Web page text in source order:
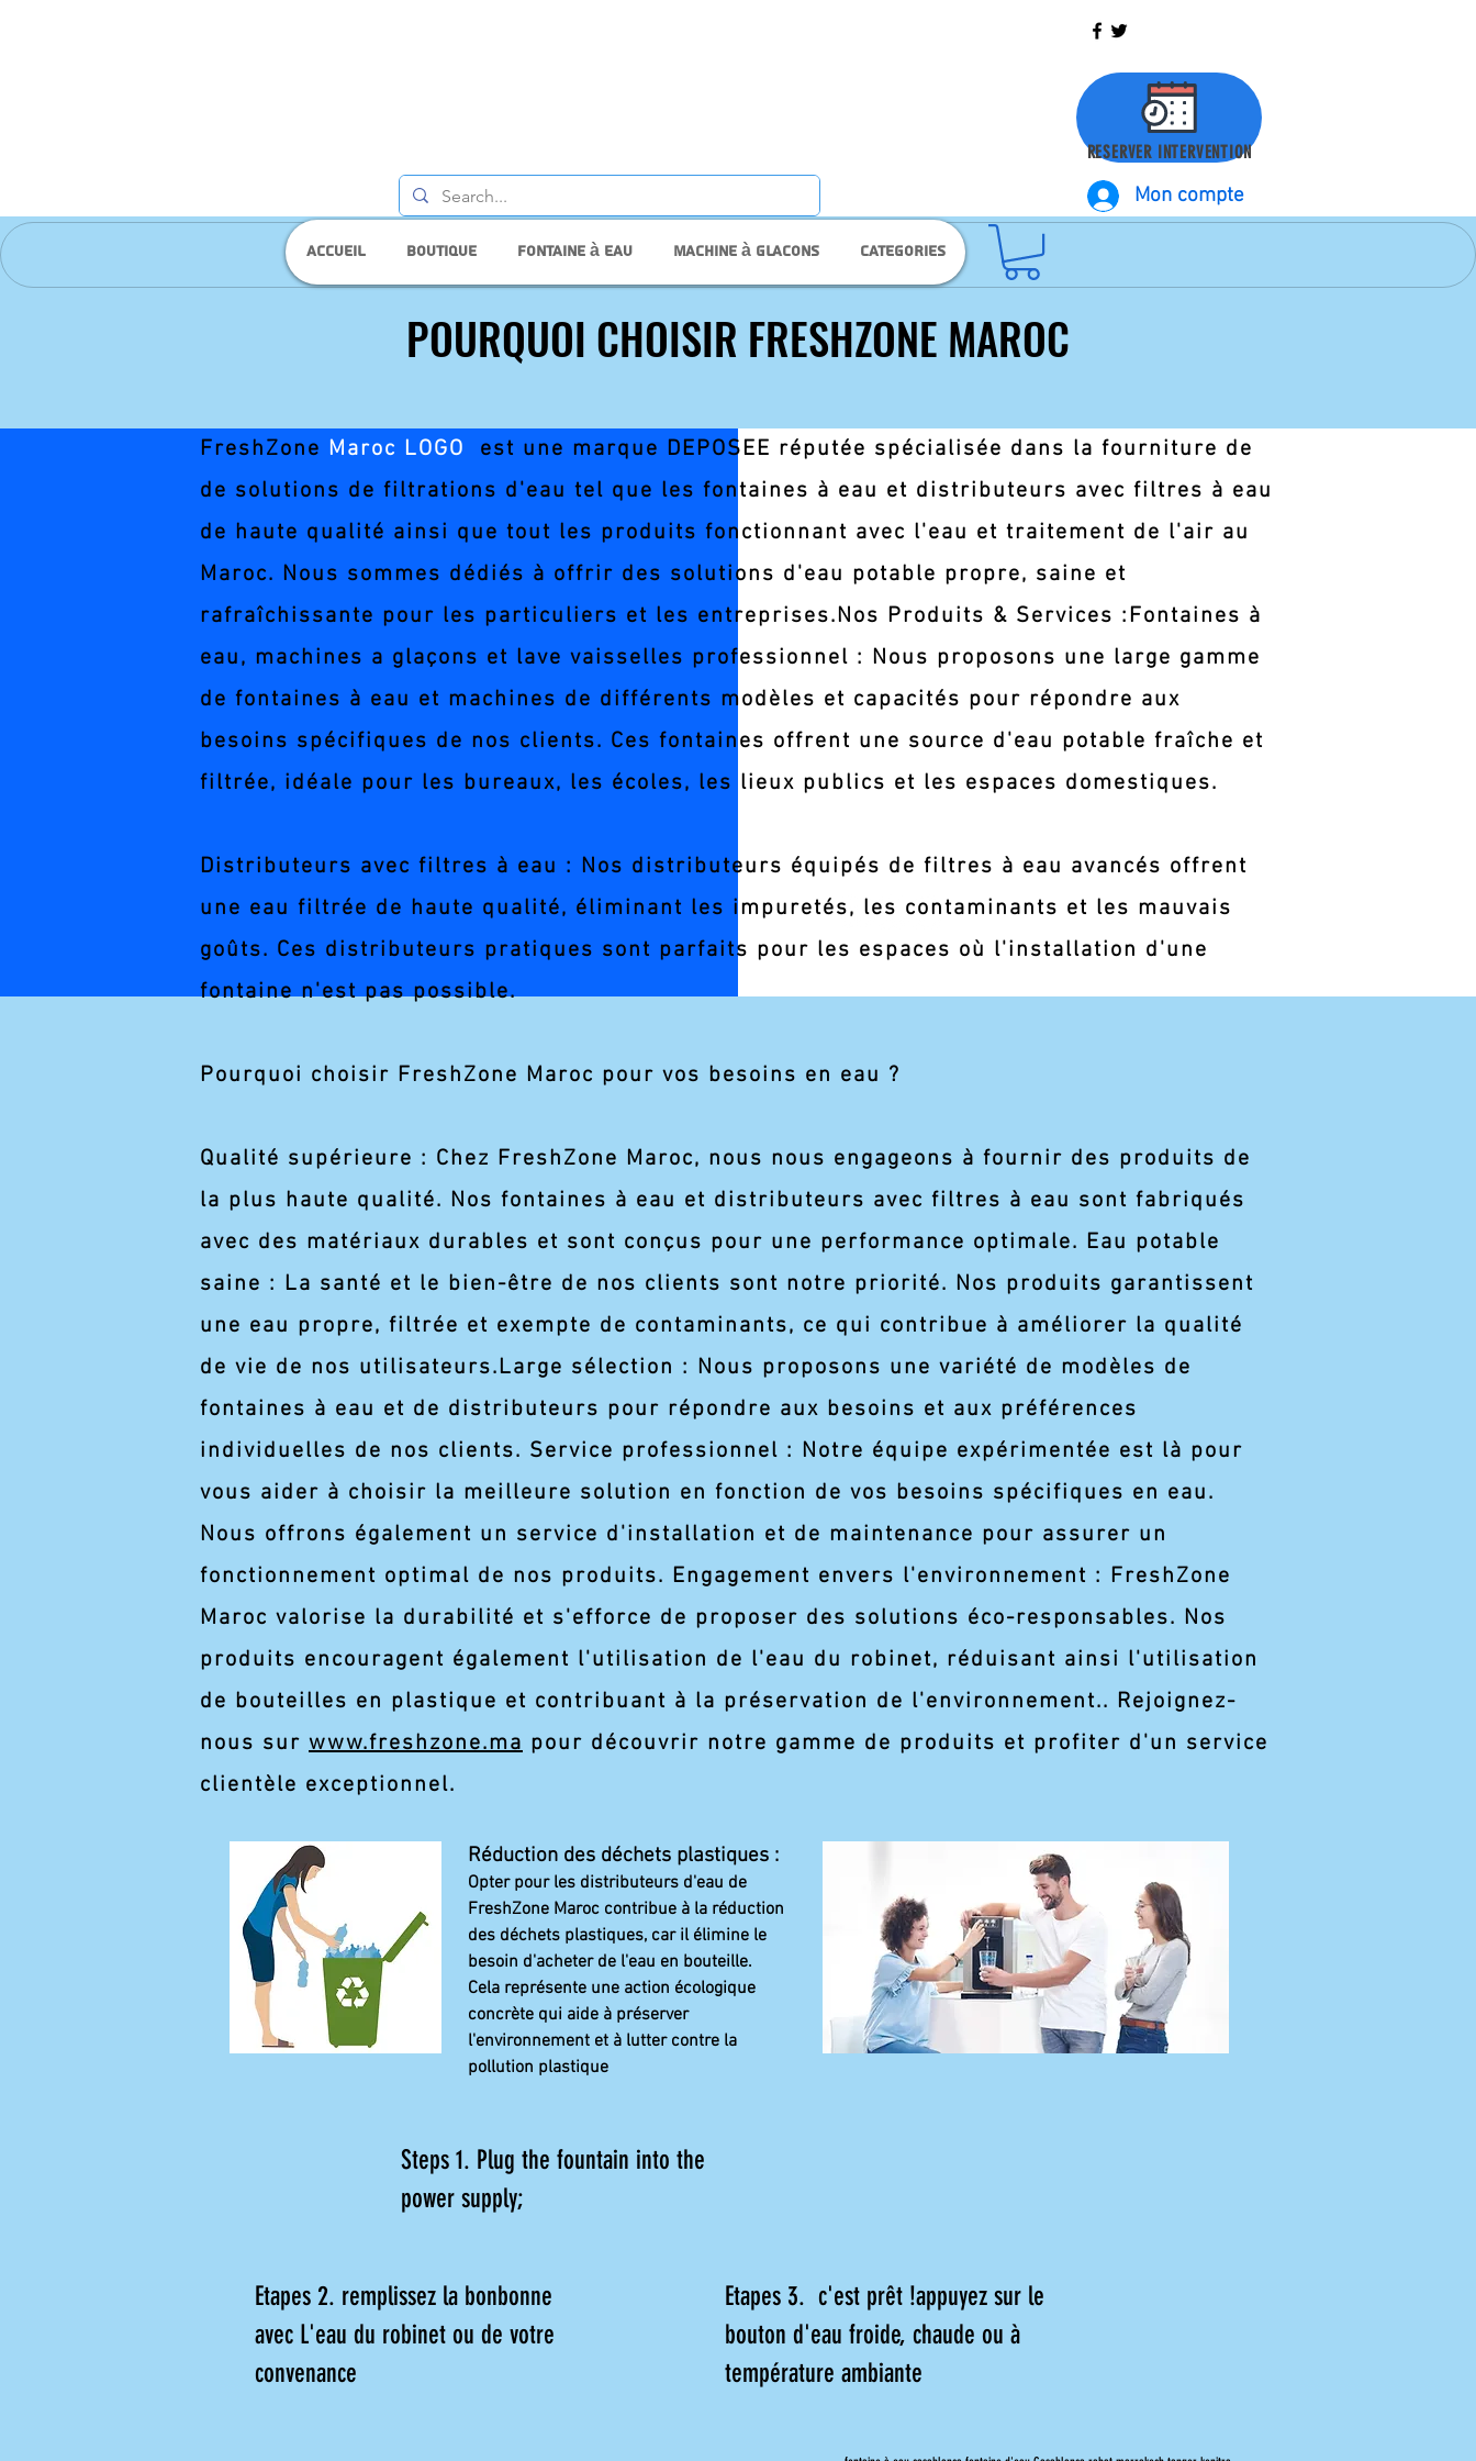
RESERVER INTERVENTION
Mon compte
Accueil Boutique Fontaine à eau Machine à glacons Categories
POURQUOI CHOISIR FRESHZONE MAROC
POURQUOI CHOISIR FRESHZONE MAROC
FreshZone Maroc LOGO
est une marque DEPOSEE réputée spécialisée dans la fourniture de
de solutions de filtrations d'eau tel que les fontaines à eau et distributeurs avec filtres à eau
de haute qualité ainsi que tout les produits fonctionnant avec l'eau et traitement de l'air au
Maroc. Nous sommes dédiés à offrir des solutions d'eau potable propre, saine et
rafraîchissante pour les particuliers et les entreprises.​Nos Produits & Services :​Fontaines à
eau, machines a glaçons et lave vaisselles professionnel : Nous proposons une large gamme
de fontaines à eau et machines de différents modèles et capacités pour répondre aux
besoins spécifiques de nos clients. Ces fontaines offrent une source d'eau potable fraîche et
filtrée, idéale pour les bureaux, les écoles, les lieux publics et les espaces domestiques.
Distributeurs avec filtres à eau : Nos distributeurs équipés de filtres à eau avancés offrent
une eau filtrée de haute qualité, éliminant les impuretés, les contaminants et les mauvais
goûts. Ces distributeurs pratiques sont parfaits pour les espaces où l'installation d'une
fontaine n'est pas possible.
Pourquoi choisir FreshZone Maroc pour vos besoins en eau ?
Qualité supérieure : Chez FreshZone Maroc, nous nous engageons à fournir des produits de
la plus haute qualité. Nos fontaines à eau et distributeurs avec filtres à eau sont fabriqués
avec des matériaux durables et sont conçus pour une performance optimale.​ Eau potable
saine : La santé et le bien-être de nos clients sont notre priorité. Nos produits garantissent
une eau propre, filtrée et exempte de contaminants, ce qui contribue à améliorer la qualité
de vie de nos utilisateurs.​Large sélection : Nous proposons une variété de modèles de
fontaines à eau et de distributeurs pour répondre aux besoins et aux préférences
individuelles de nos clients.​ Service professionnel : Notre équipe expérimentée est là pour
vous aider à choisir la meilleure solution en fonction de vos besoins spécifiques en eau.
Nous offrons également un service d'installation et de maintenance pour assurer un
fonctionnement optimal de nos produits.​ Engagement envers l'environnement : FreshZone
Maroc valorise la durabilité et s'efforce de proposer des solutions éco-responsables. Nos
produits encouragent également l'utilisation de l'eau du robinet, réduisant ainsi l'utilisation
de bouteilles en plastique et contribuant à la préservation de l'environnement.. Rejoignez-
nous sur www.freshzone.ma pour découvrir notre gamme de produits et profiter d'un service
clientèle exceptionnel.
Réduction des déchets plastiques :
Opter pour les distributeurs d'eau de
FreshZone Maroc contribue à la réduction
des déchets plastiques, car il élimine le
besoin d'acheter de l'eau en bouteille.
Cela représente une action écologique
concrète qui aide à préserver
l'environnement et à lutter contre la
pollution plastique
Steps 1. Plug the fountain into the
power supply;
Etapes 2. remplissez la bonbonne
avec L'eau du robinet ou de votre
convenance
Etapes 3. c'est prêt !appuyez sur le
bouton d'eau froide, chaude ou à
température ambiante